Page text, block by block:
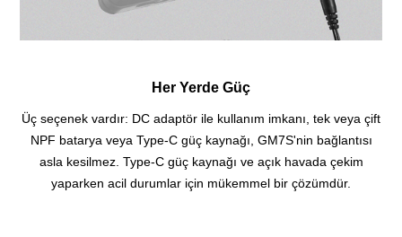
Her Yerde Güç
Üç seçenek vardır: DC adaptör ile kullanım imkanı, tek veya çift
NPF batarya veya Type-C güç kaynağı, GM7S'nin bağlantısı
asla kesilmez. Type-C güç kaynağı ve açık havada çekim
yaparken acil durumlar için mükemmel bir çözümdür.